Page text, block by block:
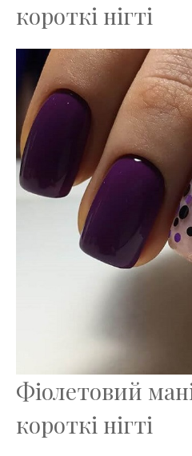
короткі нігті
Фіолетовий
короткі нігті